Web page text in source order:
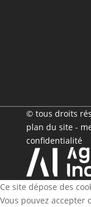
© tous droits
plan du site -
confidentialité
Ce site dépose des
Vous pouvez accepter